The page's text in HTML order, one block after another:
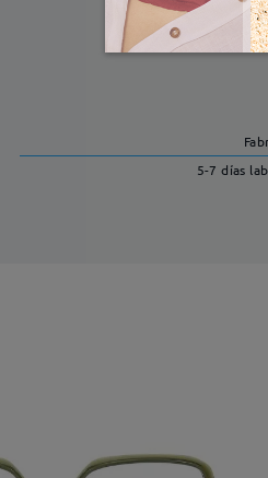
5-7 días